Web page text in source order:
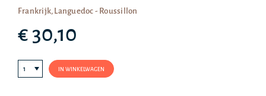
Frankrijk, Languedoc - Roussillon
€ 30,10
IN WINKELWAGEN